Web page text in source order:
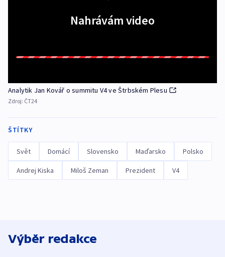
Nahrávám video
Analytik Jan Kovář o summitu V4 ve Štrbském Plesu
Zdroj: ČT24
ŠTÍTKY
Svět Domácí Slovensko Maďarsko Polsko
Andrej Kiska Miloš Zeman Prezident V4
Výběr redakce